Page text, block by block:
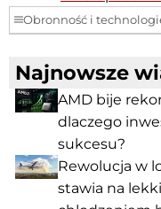
Obronność i
Facebook
Najnowsze
AMD bije
dlaczego
sukcesu?
Rewolucja w
stawia na